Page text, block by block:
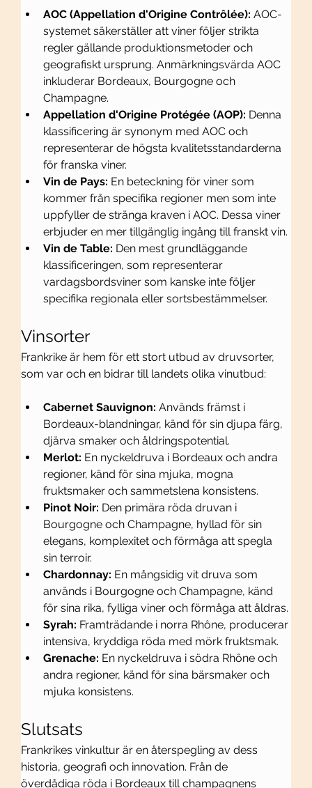
AOC (Appellation d'Origine Contrôlée): AOC-
systemet säkerställer att viner följer strikta
regler gällande produktionsmetoder och
geografiskt ursprung. Anmärkningsvärda AOC
inkluderar Bordeaux, Bourgogne och
Champagne.
Appellation d'Origine Protégée (AOP): Denna
klassificering är synonym med AOC och
representerar de högsta kvalitetsstandarderna
för franska viner.
Vin de Pays: En beteckning för viner som
kommer från specifika regioner men som inte
uppfyller de stränga kraven i AOC. Dessa viner
erbjuder en mer tillgänglig ingång till franskt vin.
Vin de Table: Den mest grundläggande
klassificeringen, som representerar
vardagsbordsviner som kanske inte följer
specifika regionala eller sortsbestämmelser.
Vinsorter
Frankrike är hem för ett stort utbud av druvsorter,
som var och en bidrar till landets olika vinutbud:
Cabernet Sauvignon: Används främst i
Bordeaux-blandningar, känd för sin djupa färg,
djärva smaker och åldringspotential.
Merlot: En nyckeldruva i Bordeaux och andra
regioner, känd för sina mjuka, mogna
fruktsmaker och sammetslena konsistens.
Pinot Noir: Den primära röda druvan i
Bourgogne och Champagne, hyllad för sin
elegans, komplexitet och förmåga att spegla
sin terroir.
Chardonnay: En mångsidig vit druva som
används i Bourgogne och Champagne, känd
för sina rika, fylliga viner och förmåga att åldras.
Syrah: Framträdande i norra Rhône, producerar
intensiva, kryddiga röda med mörk fruktsmak.
Grenache: En nyckeldruva i södra Rhône och
andra regioner, känd för sina bärsmaker och
mjuka konsistens.
Slutsats
Frankrikes vinkultur är en återspegling av dess
historia, geografi och innovation. Från de
överdådiga röda i Bordeaux till champagnens